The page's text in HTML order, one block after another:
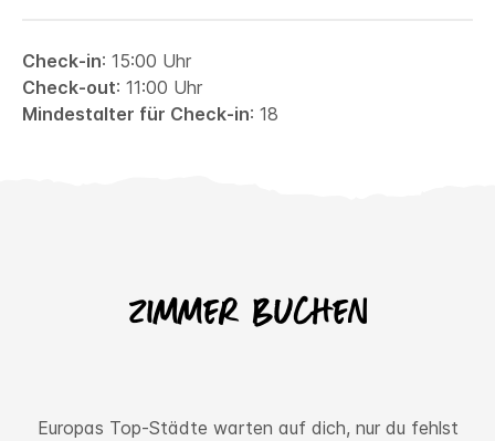
Check-in: 15:00 Uhr
Check-out: 11:00 Uhr
Mindestalter für Check-in: 18
Zimmer buchen
Europas Top-Städte warten auf dich, nur du fehlst